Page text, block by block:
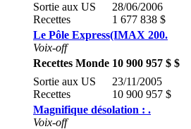
Sortie aux US
Recettes
28/06/2006
1 677 838 $
Le Pôle Express(IMAX 200.
Voix-off
Recettes Monde 10 900 957 $ $
Sortie aux US
Recettes
23/11/2005
10 900 957 $
Magnifique désolation : .
Voix-off